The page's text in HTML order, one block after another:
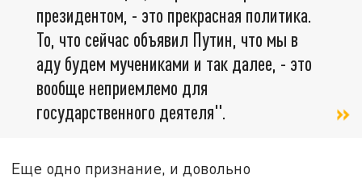
президентом, - это прекрасная политика.
То, что сейчас объявил Путин, что мы в
аду будем мучениками и так далее, - это
вообще неприемлемо для
государственного деятеля".
Еще одно признание, и довольно